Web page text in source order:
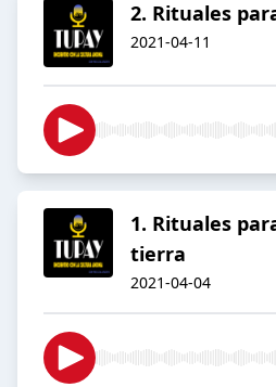
2. Rituales
2021-04-11
1. Rituales
tierra
2021-04-04